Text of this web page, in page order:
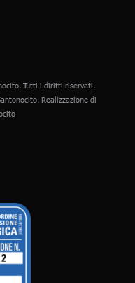
Tutti i diritti riservati.
Realizzazione di